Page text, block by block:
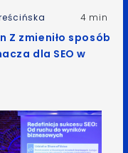
4 min
Z zmieniło sposób
dla SEO w